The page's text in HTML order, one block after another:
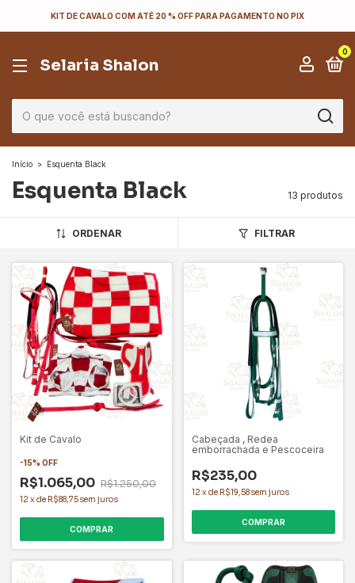
KIT DE CAVALO COM ATÉ 20 % OFF PARA PAGAMENTO NO PIX
Selaria Shalon
0
Início > Esquenta Black
Esquenta Black 13 produtos
ORDENAR FILTRAR
Kit de Cavalo
-15% OFF
R$1.065,00 R$1.250,00
12 x de R$88,75sem juros
COMPRAR
Cabeçada , Redea
emborrachada e Pescoceira
R$235,00
12 x de R$19,58sem juros
COMPRAR